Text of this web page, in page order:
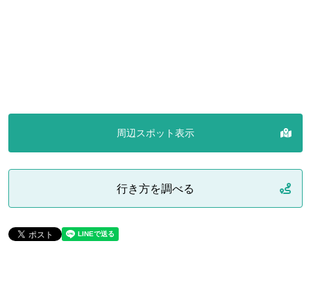
周辺スポット表示
行き方を調べる